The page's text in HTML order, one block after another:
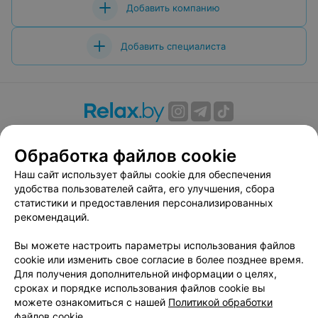
Добавить компанию
Добавить специалиста
Вакансии
Публичный договор
Способы оплаты
Публичный договор по использованию сервиса
«Афиша»
Пользовательское соглашение
Связаться по вопросам сотрудничества
Написать руководителю relax.by
Персональные настройки cookie
Обработка персональных данных
Обработка файлов cookie
Наш сайт использует файлы cookie для обеспечения
удобства пользователей сайта, его улучшения, сбора
статистики и предоставления персонализированных
рекомендаций.
Вы можете настроить параметры использования файлов
cookie или изменить свое согласие в более позднее время.
Для получения дополнительной информации о целях,
сроках и порядке использования файлов cookie вы
можете ознакомиться с нашей Политикой обработки